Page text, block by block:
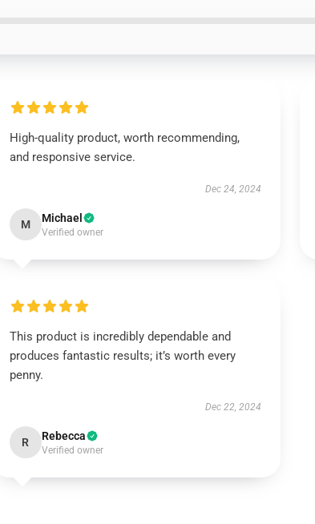
High-quality product, worth recommending,
and responsive service.
Dec 24, 2024
M Michael
Verified owner
This product is incredibly dependable and
produces fantastic results; it’s worth every
penny.
Dec 22, 2024
R Rebecca
Verified owner